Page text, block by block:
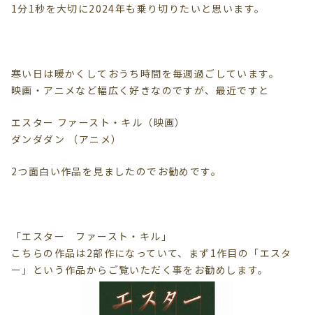
1分1秒を大切に2024年も乗り切りたいと思います。
寒い日は暖かくしておうち時間を毎週過ごしています。
映画・アニメなど幅広く好きなのですが、最近ですと
エスター ファースト・キル（映画）
ダンダダン （アニメ）
2つ面白い作品を見ましたのでお勧めです。
「エスター ファースト・キル」
こちらの作品は2部作になっていて、まず1作目の「エスタ
ー」という作品からご覧いただく事をお勧めします。